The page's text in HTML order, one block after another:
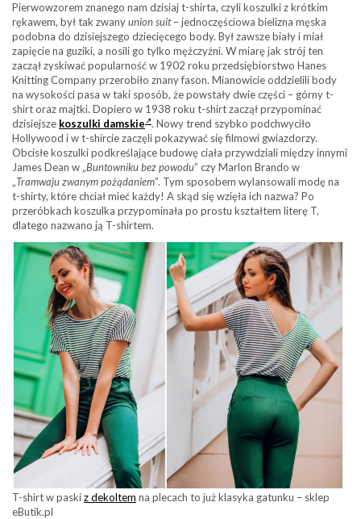
Pierwowzorem znanego nam dzisiaj t-shirta, czyli koszulki z krótkim
rękawem, był tak zwanyunion suit– jednoczęściowa bielizna męska
podobna do dzisiejszego dziecięcego body. Był zawsze biały i miał
zapięcie na guziki, a nosili go tylko mężczyźni. W miarę jak strój ten
zaczął zyskiwać popularność w 1902 roku przedsiębiorstwo Hanes
Knitting Company przerobiło znany fason. Mianowicie oddzielili body
na wysokości pasa w taki sposób, że powstały dwie części – górny t-
shirt oraz majtki. Dopiero w 1938 roku t-shirt zaczął przypominać
dzisiejsze koszulki damskie . Nowy trend szybko podchwyciło
Hollywood i w t-shircie zaczęli pokazywać się filmowi gwiazdorzy.
Obcisłe koszulki podkreślające budowę ciała przywdziali między innymi
James Dean w „Buntowniku bez powodu” czy Marlon Brando w
„Tramwaju zwanym pożądaniem”. Tym sposobem wylansowali modę na
t-shirty, które chciał mieć każdy! A skąd się wzięła ich nazwa? Po
przeróbkach koszulka przypominała po prostu kształtem literę T,
dlatego nazwano ją T-shirtem.
T-shirt w paskiz dekoltem na plecach to już klasyka gatunku – sklep
eButik.pl